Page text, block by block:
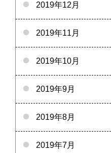
2019年12月
2019年11月
2019年10月
2019年9月
2019年8月
2019年7月